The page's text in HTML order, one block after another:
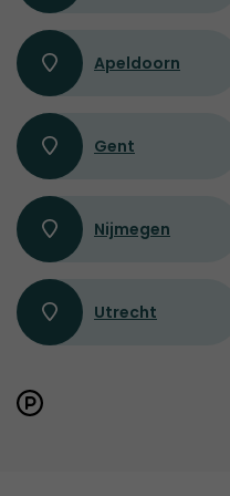
Apeldoorn
Gent
Nijmegen
Utrecht